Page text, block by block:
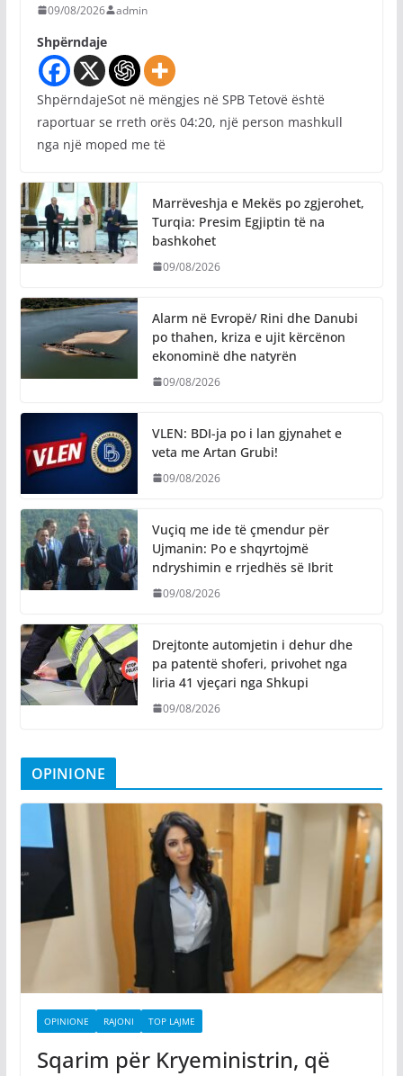
09/08/2026 admin
Shpërndaje
ShpërndajeSot në mëngjes në SPB Tetovë është
raportuar se rreth orës 04:20, një person mashkull
nga një moped me të
Marrëveshja e Mekës po zgjerohet,
Turqia: Presim Egjiptin të na
bashkohet
09/08/2026
Alarm në Evropë/ Rini dhe Danubi
po thahen, kriza e ujit kërcënon
ekonominë dhe natyrën
09/08/2026
VLEN: BDI-ja po i lan gjynahet e
veta me Artan Grubi!
09/08/2026
​Vuçiq me ide të çmendur për
Ujmanin: Po e shqyrtojmë
ndryshimin e rrjedhës së Ibrit
09/08/2026
Drejtonte automjetin i dehur dhe
pa patentë shoferi, privohet nga
liria 41 vjeçari nga Shkupi
09/08/2026
OPINIONE
OPINIONE RAJONI TOP LAJME
Sqarim për Kryeministrin, që